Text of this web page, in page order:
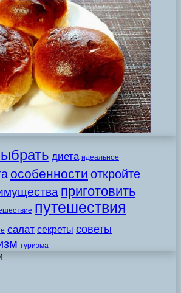
диета идеальное
особенности откройте
приготовить
путешествия
салат секреты советы
туризма